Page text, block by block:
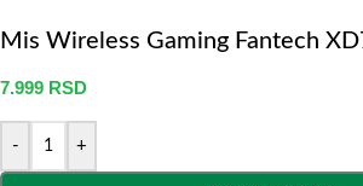
Mis Wireless Gaming Fantech
7.999 RSD
- +